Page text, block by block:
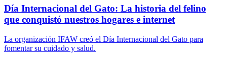
Día Internacional del Gato: La historia del felino
que conquistó nuestros hogares e internet
La organización IFAW creó el Día Internacional del Gato para
fomentar su cuidado y salud.